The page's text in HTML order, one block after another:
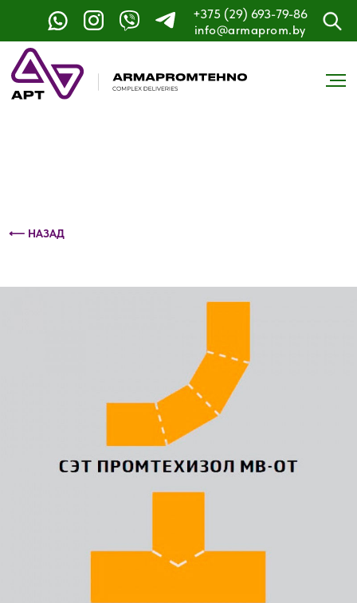
+375 (29) 693-79-86
info@armaprom.by
Контактный телефон: +375 (29) 693-79-86
⟵ НАЗАД